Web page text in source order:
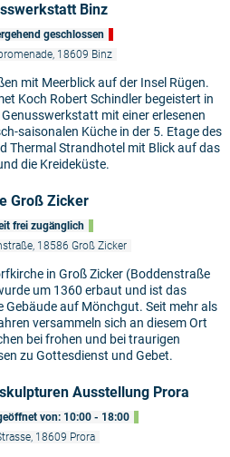
Binz
geschlossen
18609 Binz
mit Meerblick auf der Insel Rügen.
Koch Robert Schindler begeistert in
mit einer erlesenen
saisonalen Küche in der 5. Etage des
Thermal Strandhotel mit Blick auf das
die Kreideküste.
Groß Zicker
frei zugänglich
18586 Groß Zicker
in Groß Zicker (Boddenstraße
um 1360 erbaut und ist das
Gebäude auf Mönchgut. Seit mehr als
versammeln sich an diesem Ort
bei frohen und bei traurigen
zu Gottesdienst und Gebet.
Ausstellung Prora
von: 10:00 - 18:00
18609 Prora